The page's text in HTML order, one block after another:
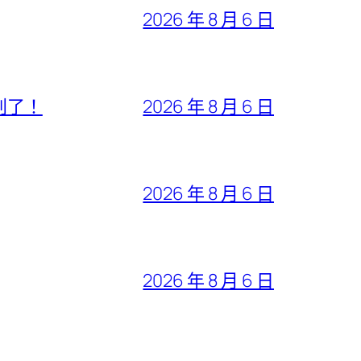
2026 年 8 月 6 日
！ 2026 年 8 月 6 日
2026 年 8 月 6 日
2026 年 8 月 6 日